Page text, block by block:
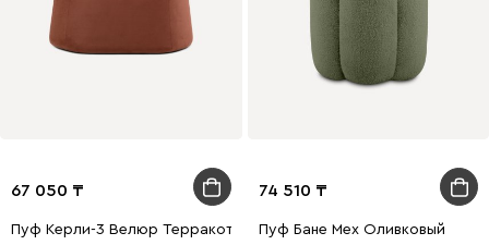
67 050
Пуф Керли-3 Велюр Терракотовый
74 510
Пуф Бане Мех Оливковый